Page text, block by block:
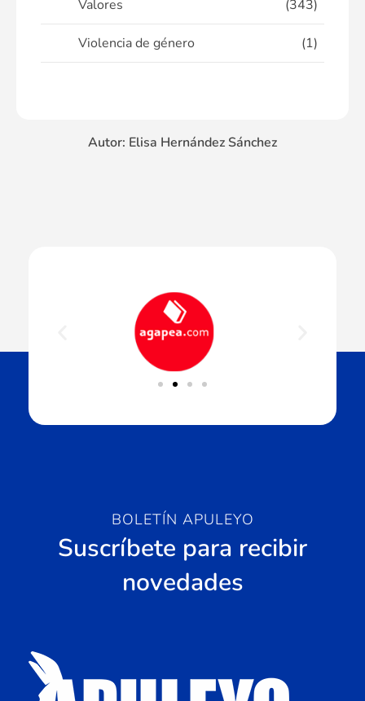
Valores (343)
Violencia de género (1)
Autor: Elisa Hernández Sánchez
BOLETÍN APULEYO
Suscríbete para recibir
novedades